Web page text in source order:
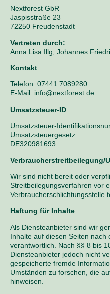
Nextforest GbR
Jaspisstraße 23
72250 Freudenstadt
Vertreten durch:
Anna Lisa Illg, Johannes
Kontakt
Telefon: 07441 7089280
E-Mail: info@nextforest.de
Umsatzsteuer-ID
Umsatzsteuer-
Umsatzsteuergesetz:
DE320981693
Wir sind nicht bereit oder
Streitbeilegungsverfahren vor
Verbraucherschlichtungsstelle
Haftung für Inhalte
Als Diensteanbieter sind wir
Inhalte auf diesen Seiten nach
verantwortlich. Nach §§ 8 bis
Diensteanbieter jedoch nicht
gespeicherte fremde
Umständen zu forschen, die
hinweisen.